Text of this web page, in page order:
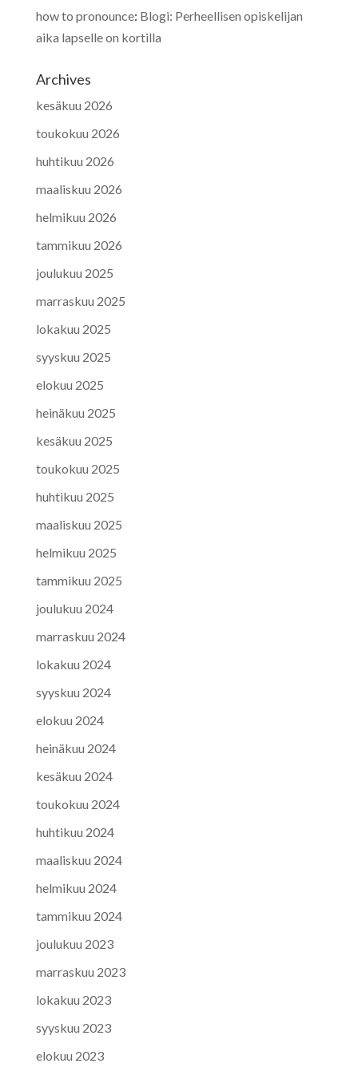
how to pronounce: Blogi: Perheellisen opiskelijan
aika lapselle on kortilla
Archives
kesäkuu 2026
toukokuu 2026
huhtikuu 2026
maaliskuu 2026
helmikuu 2026
tammikuu 2026
joulukuu 2025
marraskuu 2025
lokakuu 2025
syyskuu 2025
elokuu 2025
heinäkuu 2025
kesäkuu 2025
toukokuu 2025
huhtikuu 2025
maaliskuu 2025
helmikuu 2025
tammikuu 2025
joulukuu 2024
marraskuu 2024
lokakuu 2024
syyskuu 2024
elokuu 2024
heinäkuu 2024
kesäkuu 2024
toukokuu 2024
huhtikuu 2024
maaliskuu 2024
helmikuu 2024
tammikuu 2024
joulukuu 2023
marraskuu 2023
lokakuu 2023
syyskuu 2023
elokuu 2023